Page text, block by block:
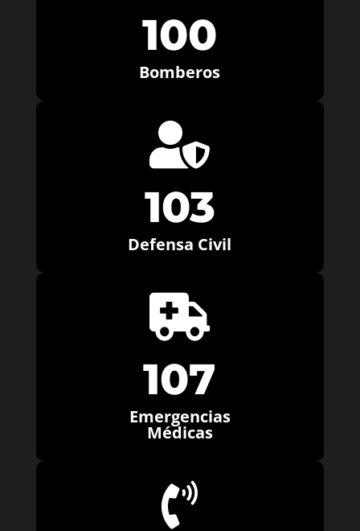
100
Bomberos

103
Defensa Civil

107
Emergencias
Médicas
